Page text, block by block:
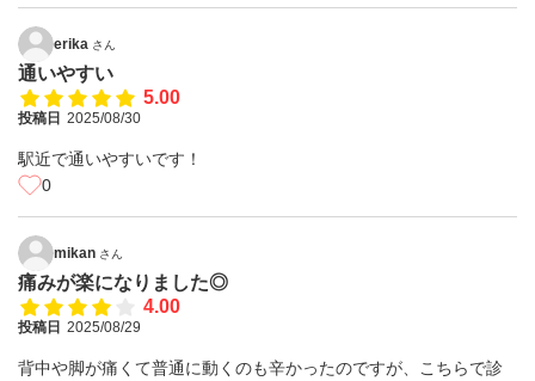
erika さん
通いやすい
5.00
投稿日 2025/08/30
駅近で通いやすいです！
0
mikan さん
痛みが楽になりました◎
4.00
投稿日 2025/08/29
背中や脚が痛くて普通に動くのも辛かったのですが、こちらで診